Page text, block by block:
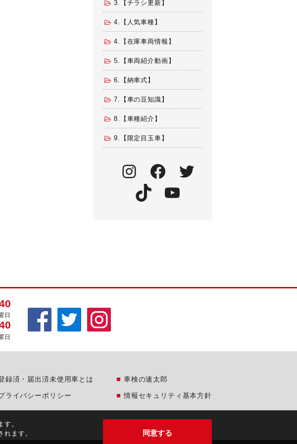
3.【チラシ更新】
4.【人気車種】
4.【在庫車両情報】
5.【車両紹介動画】
6.【納車式】
7.【車の豆知識】
8.【車種紹介】
9.【限定目玉車】
Instagram
Facebook
TikTokYouTube
日
日
録済・届出済未使用車とは
ライバシーポリシー
車検の速太郎
情報セキュリティ基本方針
。
ます。
同意する